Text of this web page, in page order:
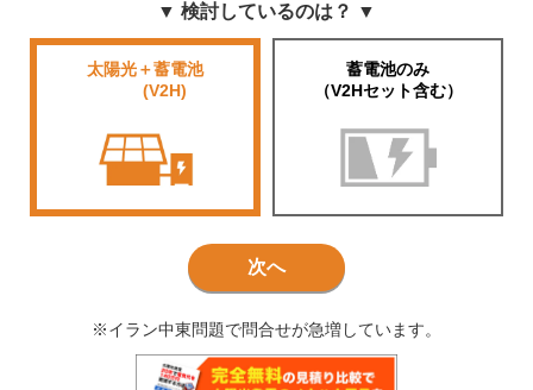
▼ 検討しているのは？ ▼
太陽光＋蓄電池
(V2H)
蓄電池のみ
（V2Hセット含む）
次へ
※イラン中東問題で問合せが急増しています。